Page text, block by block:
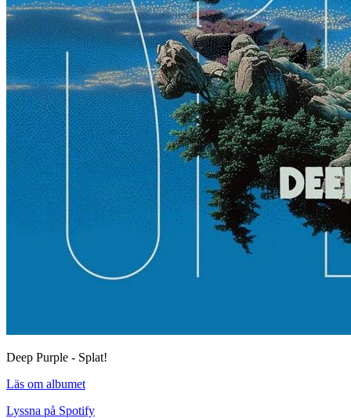
Deep Purple - Splat!
Läs om albumet
Lyssna på Spotify